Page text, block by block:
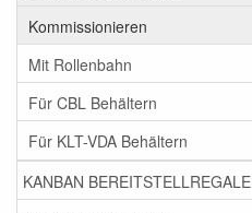
Kommissionieren
Mit Rollenbahn
Für CBL Behältern
Für KLT-VDA Behältern
KANBAN BEREITSTELLREGALE